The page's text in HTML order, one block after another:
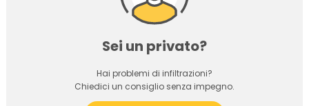
Sei un privato?
Hai problemi di infiltrazioni?
Chiedici un consiglio senza impegno.